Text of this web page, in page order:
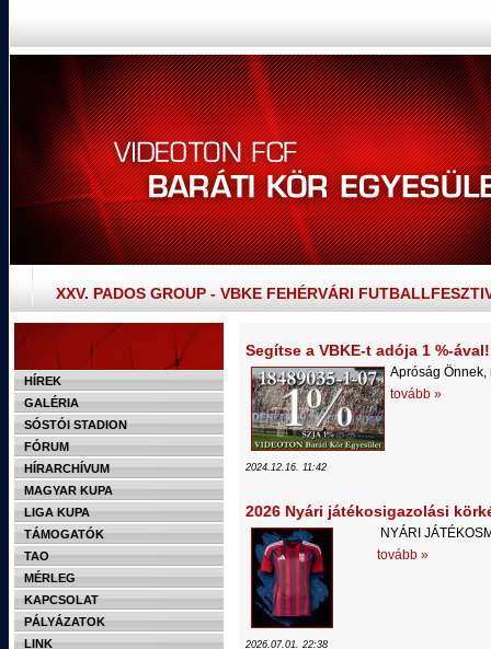
XXV. PADOS GROUP - VBKE FEHÉRVÁRI
HÍREK
GALÉRIA
SÓSTÓI STADION
FÓRUM
HÍRARCHÍVUM
MAGYAR KUPA
LIGA KUPA
TÁMOGATÓK
TAO
MÉRLEG
KAPCSOLAT
PÁLYÁZATOK
LINK
Segítse a VBKE-t adója 1 %-ával!
Apróság
tovább »
2024.12.16. 11:42
2026 Nyári játékosigazolási
NYÁRI
tovább »
2026.07.01. 22:38